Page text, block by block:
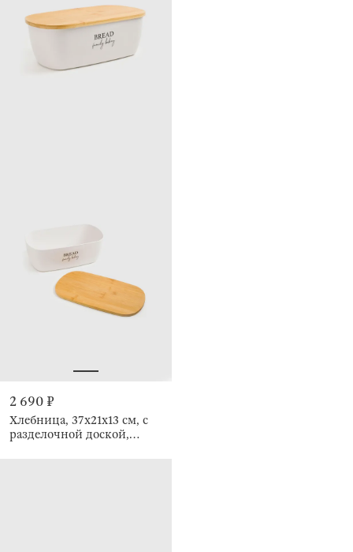
2 690 ₽
Хлебница, 37х21х13 см, с
разделочной доской,